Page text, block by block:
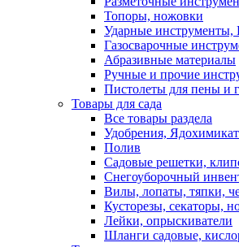
Топоры, ножовки
Ударные инструменты,
Газосварочные
Абразивные материалы
Ручные и прочие
Пистолеты для пены и
Товары для сада
Все товары раздела
Удобрения,
Полив
Садовые решетки,
Снегоуборочный
Вилы, лопаты, тяпки,
Кусторезы, секаторы,
Лейки, опрыскиватели
Шланги садовые,